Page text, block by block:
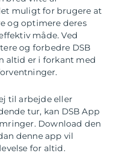
muligt for brugere at
og optimere deres
måde. Ved
og forbedre DSB
altid er i forkant med
til arbejde eller
tur, kan DSB App
Download den
denne app vil
for altid.